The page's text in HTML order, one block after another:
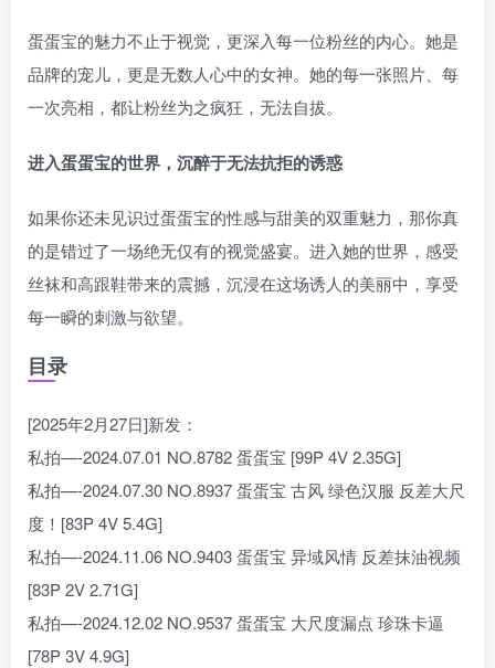
蛋蛋宝的魅力不止于视觉，更深入每一位粉丝的内心。她是
品牌的宠儿，更是无数人心中的女神。她的每一张照片、每
一次亮相，都让粉丝为之疯狂，无法自拔。
进入蛋蛋宝的世界，沉醉于无法抗拒的诱惑
如果你还未见识过蛋蛋宝的性感与甜美的双重魅力，那你真
的是错过了一场绝无仅有的视觉盛宴。进入她的世界，感受
丝袜和高跟鞋带来的震撼，沉浸在这场诱人的美丽中，享受
每一瞬的刺激与欲望。
目录
[2025年2月27日]新发：
私拍—-2024.07.01 NO.8782 蛋蛋宝 [99P 4V 2.35G]
私拍—-2024.07.30 NO.8937 蛋蛋宝 古风 绿色汉服 反差大尺
度！[83P 4V 5.4G]
私拍—-2024.11.06 NO.9403 蛋蛋宝 异域风情 反差抹油视频
[83P 2V 2.71G]
私拍—-2024.12.02 NO.9537 蛋蛋宝 大尺度漏点 珍珠卡逼
[78P 3V 4.9G]